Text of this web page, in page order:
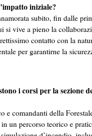
iniziale?
subito, fin dalle
si vive a pieno la
contatto con la
per garantirne la
i corsi per la sezione
e comandanti della
un percorso teorico e